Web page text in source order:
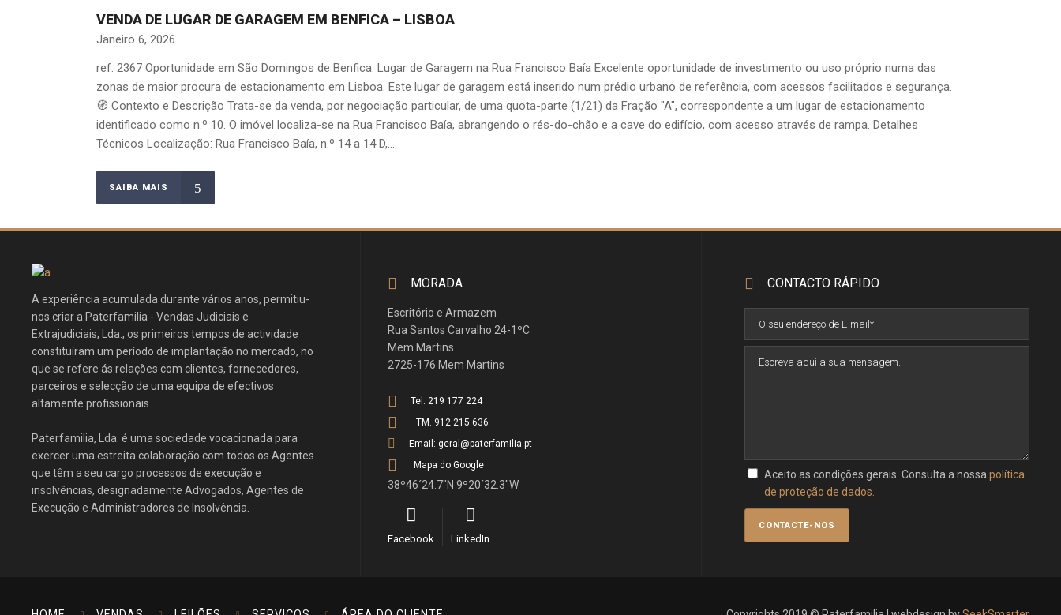
VENDA DE LUGAR DE GARAGEM EM BENFICA – LISBOA
Janeiro 6, 2026
ref: 2367 Oportunidade em São Domingos de Benfica: Lugar de Garagem na Rua Francisco Baía Excelente oportunidade de investimento ou uso próprio numa das
zonas de maior procura de estacionamento em Lisboa. Este lugar de garagem está inserido num prédio urbano de referência, com acessos facilitados e segurança.
🧭 Contexto e Descrição Trata-se da venda, por negociação particular, de uma quota-parte (1/21) da Fração "A", correspondente a um lugar de estacionamento
identificado como n.º 10. O imóvel localiza-se na Rua Francisco Baía, abrangendo o rés-do-chão e a cave do edifício, com acesso através de rampa. Detalhes
Técnicos Localização: Rua Francisco Baía, n.º 14 a 14 D,...
SAIBA MAIS
A experiência acumulada durante vários anos, permitiu-
nos criar a Paterfamilia - Vendas Judiciais e
Extrajudiciais, Lda., os primeiros tempos de actividade
constituíram um período de implantação no mercado, no
que se refere ás relações com clientes, fornecedores,
parceiros e selecção de uma equipa de efectivos
altamente profissionais.
Paterfamilia, Lda. é uma sociedade vocacionada para
exercer uma estreita colaboração com todos os Agentes
que têm a seu cargo processos de execução e
insolvências, designadamente Advogados, Agentes de
Execução e Administradores de Insolvência.
MORADA
Escritório e Armazem
Rua Santos Carvalho 24-1ºC
Mem Martins
2725-176 Mem Martins
Tel. 219 177 224
TM. 912 215 636
Email: geral@paterfamilia.pt
Mapa do Google
38º46´24.7"N 9º20´32.3"W
Facebook LinkedIn
CONTACTO RÁPIDO
Aceito as condições gerais. Consulta a nossa política
de proteção de dados.